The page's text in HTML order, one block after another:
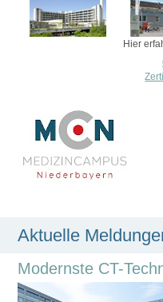
Hier
Aktuelle
Modernste CT-